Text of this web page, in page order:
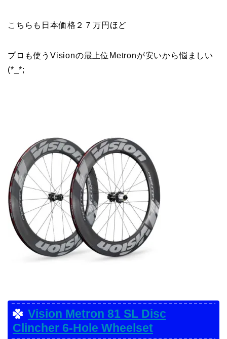
こちらも日本価格２７万円ほど
プロも使うVisionの最上位Metronが安いから悩ましい
(*_*;
Vision Metron 81 SL Disc
Clincher 6-Hole Wheelset